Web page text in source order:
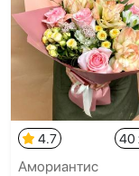
4.7 40
Амориантис